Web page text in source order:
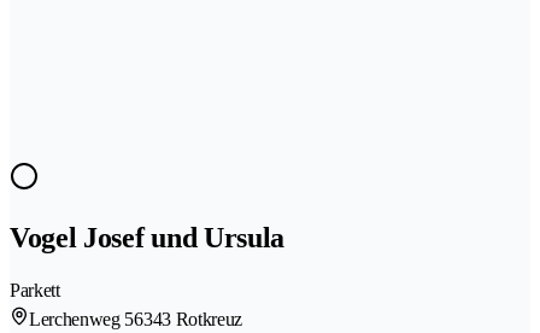
Vogel Josef und Ursula
Parkett
Lerchenweg 56343 Rotkreuz